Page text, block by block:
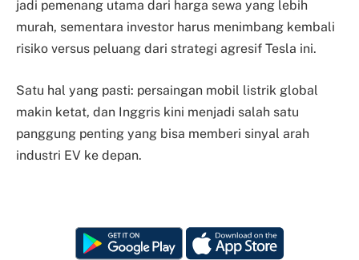
jadi pemenang utama dari harga sewa yang lebih
murah, sementara investor harus menimbang kembali
risiko versus peluang dari strategi agresif Tesla ini.
Satu hal yang pasti: persaingan mobil listrik global
makin ketat, dan Inggris kini menjadi salah satu
panggung penting yang bisa memberi sinyal arah
industri EV ke depan.